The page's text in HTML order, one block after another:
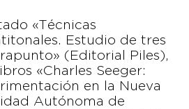
«Técnicas
Estudio de tres
(Editorial Piles),
«Charles Seeger:
en la Nueva
Autónoma de